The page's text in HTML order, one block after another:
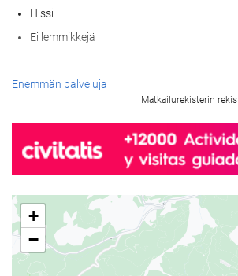
Hissi
Ei lemmikkejä
Ruoka & juoma
Paikan päällä sijaitseva kahvila
Wellness
Höyrysauna / turkkilainen sauna
Sauna
Kuntosali
Enemmän palveluja
Matkailurekisterin
+
−